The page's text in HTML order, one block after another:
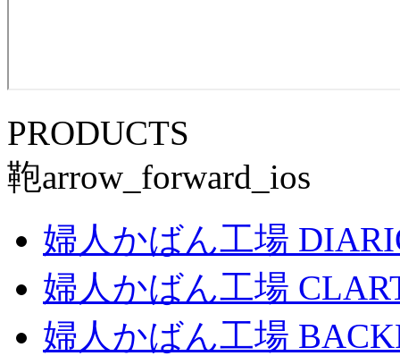
PRODUCTS
鞄arrow_forward_ios
婦人かばん工場
婦人かばん工場
婦人かばん工場